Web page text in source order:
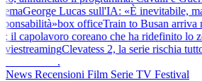
George Lucas sull'IA: «È inevitabile,
box officeTrain to Busan arriva
il capolavoro coreano che ha ridefinito lo
streamingClevatess 2, la serie rischia
.
News Recensioni Film Serie TV Festival